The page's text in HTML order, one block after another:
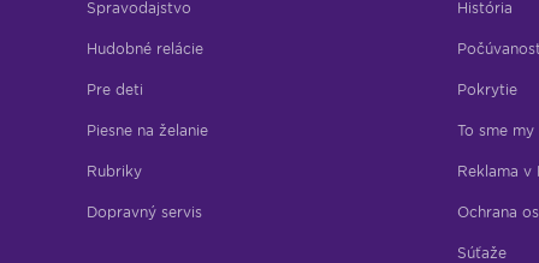
Spravodajstvo
Hudobné relácie
Pre deti
Piesne na želanie
Rubriky
Dopravný servis
História
Pokrytie
To sme my
Reklama v
Ochrana
Súťaže